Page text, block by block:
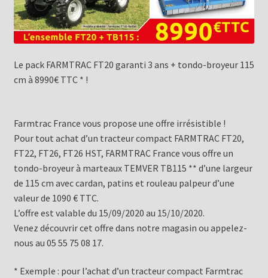
Le pack FARMTRAC FT20 garanti 3 ans + tondo-broyeur 115
cm à 8990€ TTC * !
Farmtrac France vous propose une offre irrésistible !
Pour tout achat d’un tracteur compact FARMTRAC FT20,
FT22, FT26, FT26 HST, FARMTRAC France vous offre un
tondo-broyeur à marteaux TEMVER TB115 ** d’une largeur
de 115 cm avec cardan, patins et rouleau palpeur d’une
valeur de 1090 € TTC.
L’offre est valable du 15/09/2020 au 15/10/2020.
Venez découvrir cet offre dans notre magasin ou appelez-
nous au 05 55 75 08 17.
* Exemple : pour l’achat d’un tracteur compact Farmtrac